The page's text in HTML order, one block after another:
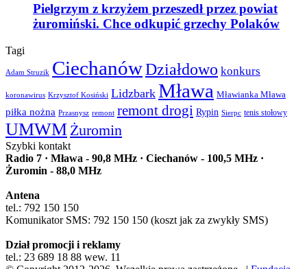
Pielgrzym z krzyżem przeszedł przez powiat
żuromiński. Chce odkupić grzechy Polaków
Tagi
Adam Struzik CiechanówDziałdowo konkurs
koronawirus Krzysztof Kosiński Lidzbark Mława Mławianka Mława
piłka nożna Przasnysz remont remont drogi Rypin Sierpc tenis stołowy
UMWM Żuromin
Szybki kontakt
Radio 7 · Mława - 90,8 MHz · Ciechanów - 100,5 MHz ·
Żuromin - 88,0 MHz
Antena
tel.: 792 150 150
Komunikator SMS: 792 150 150 (koszt jak za zwykły SMS)
Dział promocji i reklamy
tel.: 23 689 18 88 wew. 11